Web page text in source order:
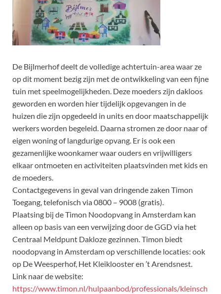
De Bijlmerhof deelt de volledige achtertuin-area waar ze
op dit moment bezig zijn met de ontwikkeling van een fijne
tuin met speelmogelijkheden. Deze moeders zijn dakloos
geworden en worden hier tijdelijk opgevangen in de
huizen die zijn opgedeeld in units en door maatschappelijk
werkers worden begeleid. Daarna stromen ze door naar of
eigen woning of langdurige opvang. Er is ook een
gezamenlijke woonkamer waar ouders en vrijwilligers
elkaar ontmoeten en activiteiten plaatsvinden met kids en
de moeders.
Contactgegevens in geval van dringende zaken Timon
Toegang, telefonisch via 0800 – 9008 (gratis).
Plaatsing bij de Timon Noodopvang in Amsterdam kan
alleen op basis van een verwijzing door de GGD via het
Centraal Meldpunt Dakloze gezinnen. Timon biedt
noodopvang in Amsterdam op verschillende locaties: ook
op De Weesperhof, Het Kleiklooster en ’t Arendsnest.
Link naar de website:
https://www.timon.nl/hulpaanbod/professionals/kleinsch